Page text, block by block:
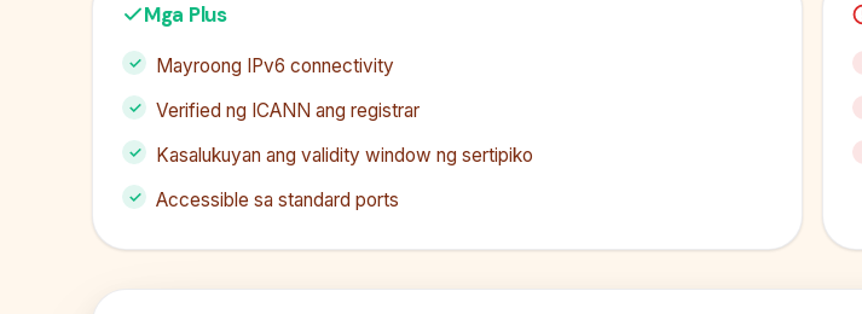
Mga Plus
Mayroong IPv6 connectivity
Verified ng ICANN ang registrar
Kasalukuyan ang validity window ng sertipiko
Accessible sa standard ports